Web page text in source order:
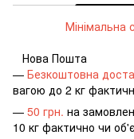
Мінімальна
Нова Пошта
— Безкоштовна
вагою до 2 кг
— 50 грн. на
10 кг фактично чи